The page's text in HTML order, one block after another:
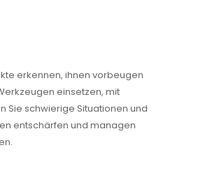
erkennen, ihnen vorbeugen
einsetzen, mit
Sie schwierige Situationen und
entschärfen und managen